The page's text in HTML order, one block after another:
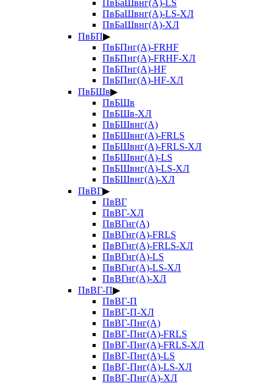
ПвБаШвнг(А)-LS
ПвБаШвнг(А)-LS-ХЛ
ПвБаШвнг(А)-ХЛ
ПвБП▶
ПвБПнг(А)-FRHF
ПвБПнг(А)-FRHF-ХЛ
ПвБПнг(А)-HF
ПвБПнг(А)-HF-ХЛ
ПвБШв▶
ПвБШв
ПвБШв-ХЛ
ПвБШвнг(А)
ПвБШвнг(А)-FRLS
ПвБШвнг(А)-FRLS-ХЛ
ПвБШвнг(А)-LS
ПвБШвнг(А)-LS-ХЛ
ПвБШвнг(А)-ХЛ
ПвВГ▶
ПвВГ
ПвВГ-ХЛ
ПвВГнг(А)
ПвВГнг(А)-FRLS
ПвВГнг(А)-FRLS-ХЛ
ПвВГнг(А)-LS
ПвВГнг(А)-LS-ХЛ
ПвВГнг(А)-ХЛ
ПвВГ-П▶
ПвВГ-П
ПвВГ-П-ХЛ
ПвВГ-Пнг(А)
ПвВГ-Пнг(А)-FRLS
ПвВГ-Пнг(А)-FRLS-ХЛ
ПвВГ-Пнг(А)-LS
ПвВГ-Пнг(А)-LS-ХЛ
ПвВГ-Пнг(А)-ХЛ